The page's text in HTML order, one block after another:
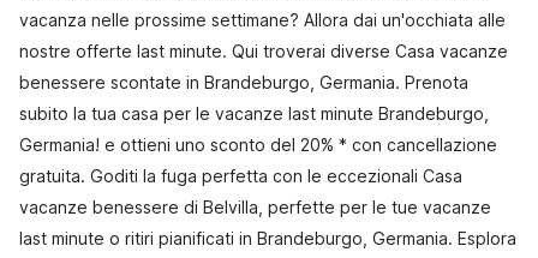
vacanza nelle prossime settimane? Allora dai un'occhiata alle
nostre offerte last minute. Qui troverai diverse Casa vacanze
benessere scontate in Brandeburgo, Germania. Prenota
subito la tua casa per le vacanze last minute Brandeburgo,
Germania! e ottieni uno sconto del 20% * con cancellazione
gratuita. Goditi la fuga perfetta con le eccezionali Casa
vacanze benessere di Belvilla, perfette per le tue vacanze
last minute o ritiri pianificati in Brandeburgo, Germania. Esplora